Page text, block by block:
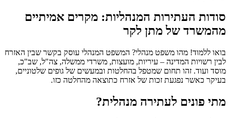
סודות העתירות המנהליות: מקרים אמיתיים
מהמשרד של מתן לקר
בואו ללמוד! מהו משפט מנהלי? המשפט המנהלי עוסק בקשר שבין האזרח
לבין רשויות המדינה – עיריות, מועצות, משרדי ממשלה, צה"ל, שב"כ,
מוסד ועוד. זהו תחום שמטפל בהחלטות ובמעשים של גופים שלטוניים,
בעיקר כאשר נפגעת זכות של אזרח כתוצאה מהחלטה כזו.
מתי פונים לעתירה מנהלית?